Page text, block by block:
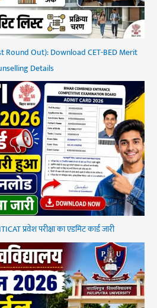
Round Out): Download CET-BED Merit
Details
प्रवेश परीक्षा का एडमिट कार्ड जारी